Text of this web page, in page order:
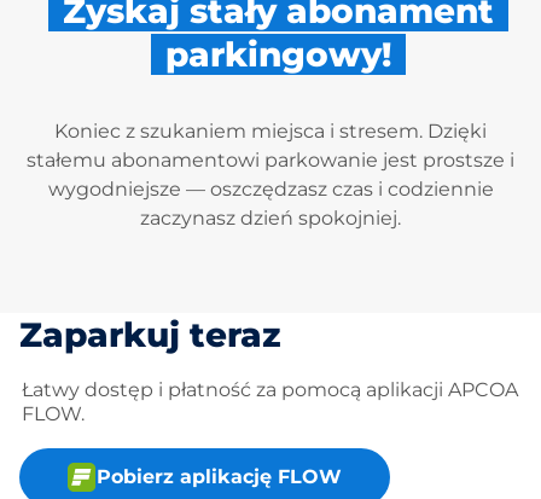
Zyskaj stały abonament
parkingowy!
Koniec z szukaniem miejsca i stresem. Dzięki
stałemu abonamentowi parkowanie jest prostsze i
wygodniejsze — oszczędzasz czas i codziennie
zaczynasz dzień spokojniej.
Zaparkuj teraz
Łatwy dostęp i płatność za pomocą aplikacji APCOA
FLOW.
Pobierz aplikację FLOW